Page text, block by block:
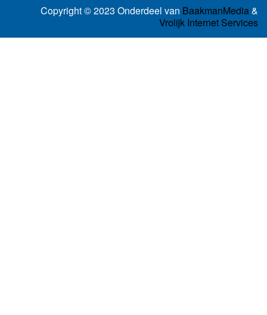
Copyright © 2023 Onderdeel van BaakmanMedia&
Vrolijk Internet Services